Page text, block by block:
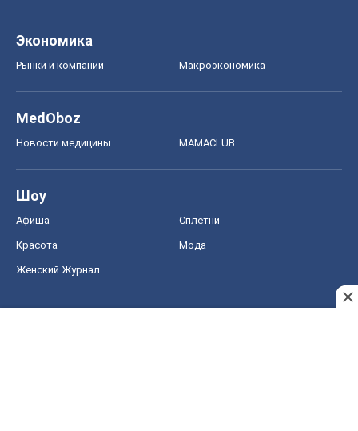
Экономика
Рынки и компании Mакроэкономика
MedOboz
Новости медицины MAMACLUB
Шоу
Афиша Сплетни
Красота Мода
Женский Журнал